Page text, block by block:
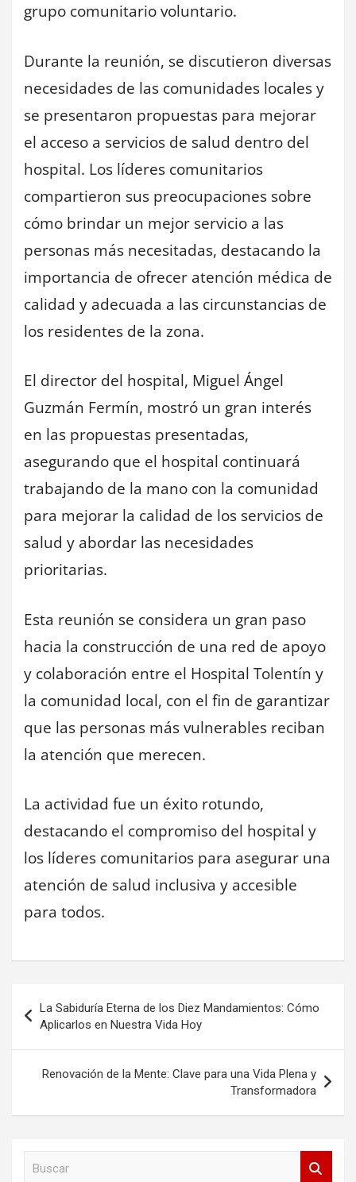
grupo comunitario voluntario.
Durante la reunión, se discutieron diversas
necesidades de las comunidades locales y
se presentaron propuestas para mejorar
el acceso a servicios de salud dentro del
hospital. Los líderes comunitarios
compartieron sus preocupaciones sobre
cómo brindar un mejor servicio a las
personas más necesitadas, destacando la
importancia de ofrecer atención médica de
calidad y adecuada a las circunstancias de
los residentes de la zona.
El director del hospital, Miguel Ángel
Guzmán Fermín, mostró un gran interés
en las propuestas presentadas,
asegurando que el hospital continuará
trabajando de la mano con la comunidad
para mejorar la calidad de los servicios de
salud y abordar las necesidades
prioritarias.
Esta reunión se considera un gran paso
hacia la construcción de una red de apoyo
y colaboración entre el Hospital Tolentín y
la comunidad local, con el fin de garantizar
que las personas más vulnerables reciban
la atención que merecen.
La actividad fue un éxito rotundo,
destacando el compromiso del hospital y
los líderes comunitarios para asegurar una
atención de salud inclusiva y accesible
para todos.
Navegación
de
entradas
La Sabiduría Eterna de los Diez Mandamientos: Cómo
Aplicarlos en Nuestra Vida Hoy
Renovación de la Mente: Clave para una Vida Plena y
Transformadora